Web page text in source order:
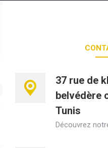
37 rue de
belvédère
Tunis
Découvrez